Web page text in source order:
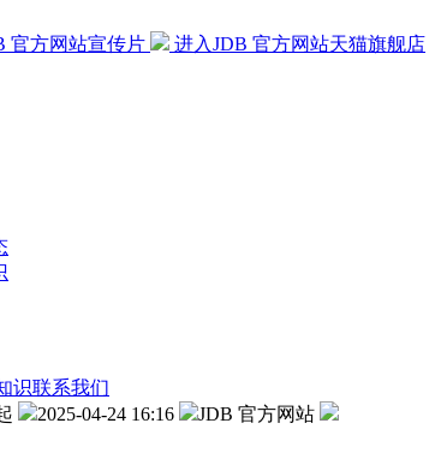
官方网站宣传片 进入JDB 官方网站天猫旗舰店
识联系我们
2025-04-24 16:16
JDB 官方网站